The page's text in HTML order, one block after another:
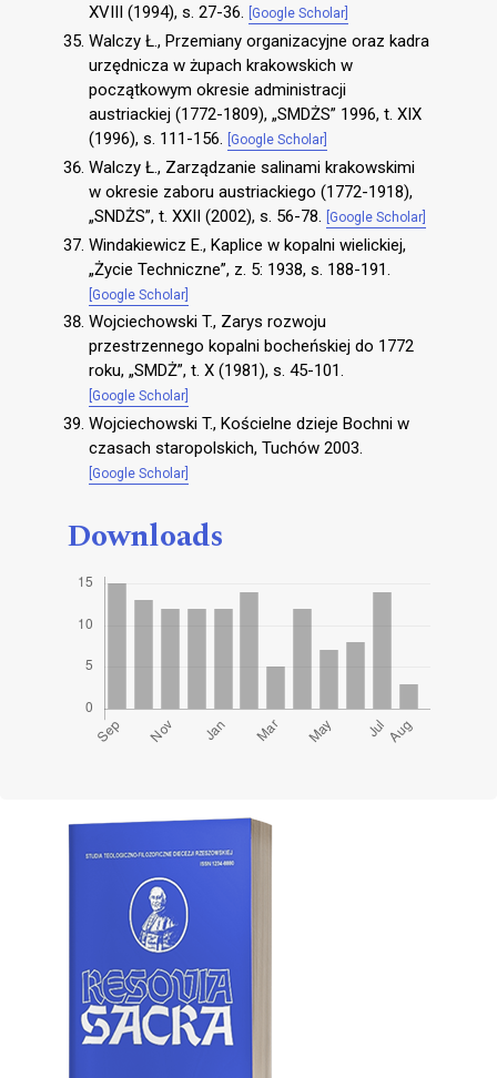
XVIII (1994), s. 27-36.
[Google Scholar]
Walczy Ł., Przemiany organizacyjne oraz kadra
urzędnicza w żupach krakowskich w
początkowym okresie administracji
austriackiej (1772-1809), „SMDŻS” 1996, t. XIX
(1996), s. 111-156.
[Google Scholar]
Walczy Ł., Zarządzanie salinami krakowskimi
w okresie zaboru austriackiego (1772-1918),
„SNDŻS”, t. XXII (2002), s. 56-78.
[Google Scholar]
Windakiewicz E., Kaplice w kopalni wielickiej,
„Życie Techniczne”, z. 5: 1938, s. 188-191.
[Google Scholar]
Wojciechowski T., Zarys rozwoju
przestrzennego kopalni bocheńskiej do 1772
roku, „SMDŻ”, t. X (1981), s. 45-101.
[Google Scholar]
Wojciechowski T., Kościelne dzieje Bochni w
czasach staropolskich, Tuchów 2003.
[Google Scholar]
Downloads
Cover image